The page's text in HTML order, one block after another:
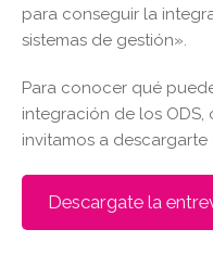
para conseguir la
sistemas de gestión».
Para conocer qué
integración de los
invitamos a
Descargate la